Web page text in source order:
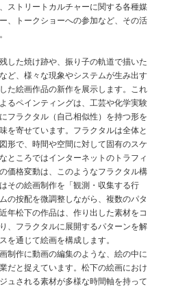
ストリートカルチャーに関する各種媒
、トークショーへの参加など、その活
した焼け跡や、振り子の軌道で描いた
ど、様々な現象やシステムが生み出す
た絵画作品の新作を展示します。これ
るペインティングは、工芸や化学実験
フラクタル（自己相似性）を持つ形を
を寄せています。フラクタルは全体と
形で、時間や空間に対して固有のスケ
ところではインターネットのトラフィ
価格変動は、このようなフラクタル構
その絵画制作を「観測・収集する行
の按配を微調整しながら、複数のパタ
年松下の作品は、作り出した素材をコ
、フラクタルに展開するパターンを解
を通じて絵画を構成します。
制作に動画の編集のような、絵の中に
だと捉えています。松下の絵画におけ
ュされる素材が多様な時間軸を持って